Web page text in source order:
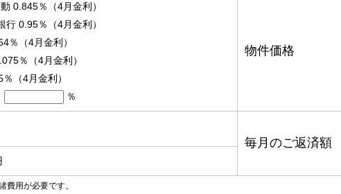
0.845％（4月金利）
行 0.95％（4月金利）
％（4月金利）
％（4月金利）
（4月金利）
％
物件価格
毎月のご返済額
用が必要です。